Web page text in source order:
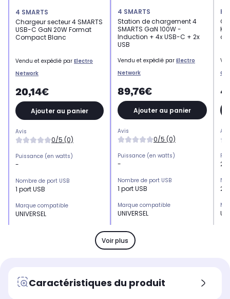
4 SMARTS
Chargeur secteur 4 SMARTS
USB-C GaN 20W Format
Compact Blanc
Vendu et expédié par Electro
Network
20,14€
Ajouter au panier
Avis
0/5 (0)
Puissance (en watts)
-
Nombre de port USB
1 port USB
Marque compatible
UNIVERSEL
Type de charge
4 SMARTS
Station de chargement 4
SMARTS GaN 100W -
Induction + 4x USB-C + 2x
USB
Vendu et expédié par Electro
Network
89,76€
Ajouter au panier
Avis
0/5 (0)
Puissance (en watts)
-
Nombre de port USB
1 port USB
Marque compatible
UNIVERSEL
Puissance (en watts)
-
Type de charge
2
Voir plus
Caractéristiques du produit